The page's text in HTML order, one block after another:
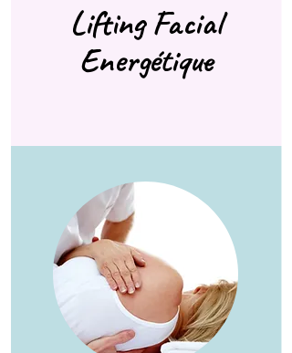
Lifting Facial
Energétique